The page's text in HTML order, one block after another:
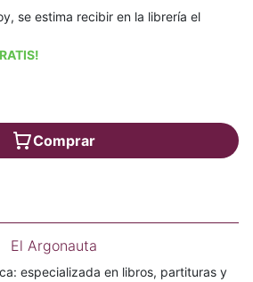
se estima recibir en la librería el
Comprar
El Argonauta
especializada en libros, partituras y